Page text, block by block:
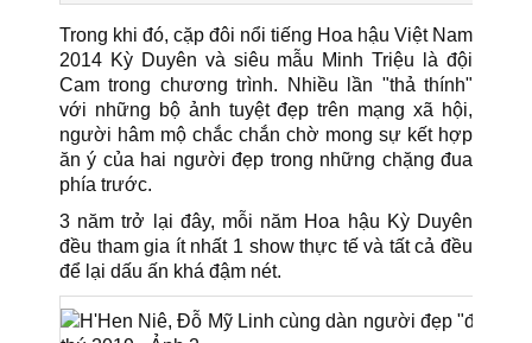
Trong khi đó, cặp đôi nổi tiếng Hoa hậu Việt Nam
2014 Kỳ Duyên và siêu mẫu Minh Triệu là đội
Cam trong chương trình. Nhiều lần "thả thính"
với những bộ ảnh tuyệt đẹp trên mạng xã hội,
người hâm mộ chắc chắn chờ mong sự kết hợp
ăn ý của hai người đẹp trong những chặng đua
phía trước.
3 năm trở lại đây, mỗi năm Hoa hậu Kỳ Duyên
đều tham gia ít nhất 1 show thực tế và tất cả đều
để lại dấu ấn khá đậm nét.